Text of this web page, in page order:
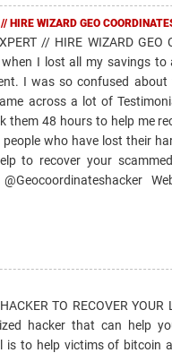
WIZARD GEO
// HIRE WIZARD
I lost all my savings
I was so confused
across a lot of
them 48 hours to help me
who have lost their
to recover your
TO RECOVER
hacker that can help
is to help victims of